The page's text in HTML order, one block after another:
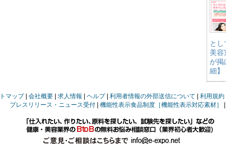
とし
美容
が掲
細】
マップ 会社概要 求人情報 ヘルプ 利用者情報の外部送信について 利用規約
プレスリリース・ニュース受付
機能性表示食品制度［機能性表示対応素材］